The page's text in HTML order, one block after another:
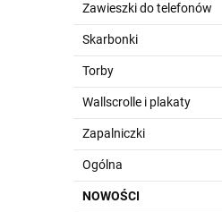
Zawieszki do telefonów
Skarbonki
Torby
Wallscrolle i plakaty
Zapalniczki
Ogólna
NOWOŚCI